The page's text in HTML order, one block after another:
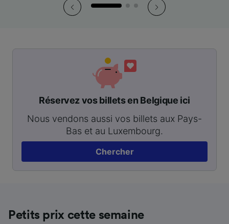
Réservez vos billets en Belgique ici
Nous vendons aussi vos billets aux Pays-
Bas et au Luxembourg.
Chercher
Petits prix cette semaine